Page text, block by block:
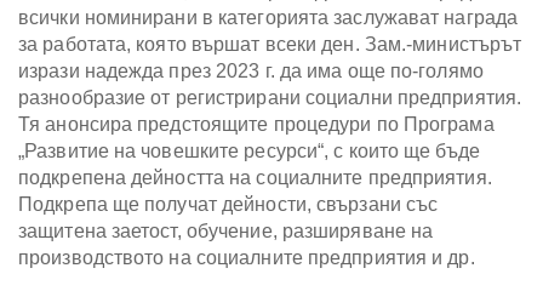
всички номинирани в категорията заслужават награда
за работата, която вършат всеки ден. Зам.-министърът
изрази надежда през 2023 г. да има още по-голямо
разнообразие от регистрирани социални предприятия.
Тя анонсира предстоящите процедури по Програма
„Развитие на човешките ресурси“, с които ще бъде
подкрепена дейността на социалните предприятия.
Подкрепа ще получат дейности, свързани със
защитена заетост, обучение, разширяване на
производството на социалните предприятия и др.